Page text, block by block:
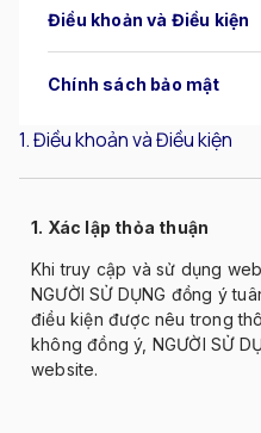
Điều khoản và Điều kiện
Chính sách bảo mật
1. Điều khoản và Điều kiện
1. Xác lập thỏa thuận
Khi truy cập và sử dụng
NGƯỜI SỬ DỤNG đồng ý
điều kiệnđược nêu trong
khôngđồngý, NGƯỜI SỬ
website.